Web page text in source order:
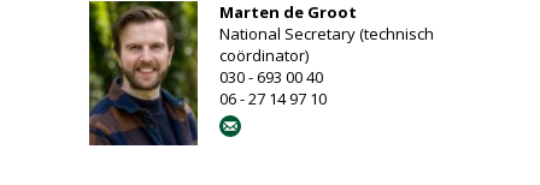
Marten de Groot
National Secretary (technisch
coördinator)
030 - 693 00 40
06 - 27 14 97 10